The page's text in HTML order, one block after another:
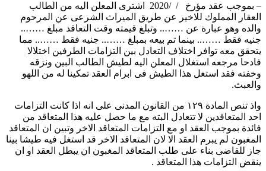
– بموجب عقد مؤرخ / /2020 اشترى المعلن اليه من الطالب
العقار المملوك للاخير عن طريق الميراث الشرعى عن المرحوم
والده وهو عبارة عن …….. وتبلغ قيمته وقت التعاقد مبلغ ……..
جنيه فقط …….. بينما تم بيعه بمبلغ …….. جنيه فقط …….. مما
يتحقق معه توافر اختلاف التعادل بين التزامات الطرفين اختلالا
فادحا مرجعه استغلال المعلن اليه لطيش الطالب البين ونزقه
وخفته فقد استغل هذا الطيش فى ابرام العقد تمكينا له من اللهو
والعبث.
واذ تنص المادة ۱۲۹ من القانون المدنى على انه اذا كانت التزامات
احد المتعاقدين لا تتعادل البته مع ما حصل عليه هذا المتعاقد من
فائدة بموجب العقد او مع التزامات المتعاقد الاخر وتبين ان المتعاقد
المغبون لم يبرم العقد الا لان المتعاقد الاخر قد استغل فيه طيشا بينا
جاز للقاضى بناء على طلب المتعاقد المغبون ان يبطل العقد او ان
ينقض التزامات هذا المتعاقد .